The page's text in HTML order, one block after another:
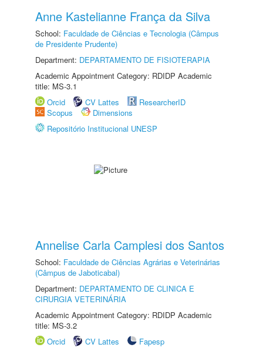
Anne Kastelianne França da Silva
School: Faculdade de Ciências e Tecnologia (Câmpus
de Presidente Prudente)
Department: DEPARTAMENTO DE FISIOTERAPIA
Academic Appointment Category: RDIDP Academic
title: MS-3.1
Orcid
CV Lattes
ResearcherID
Scopus
Dimensions
Repositório Institucional UNESP
Annelise Carla Camplesi dos Santos
School: Faculdade de Ciências Agrárias e Veterinárias
(Câmpus de Jaboticabal)
Department: DEPARTAMENTO DE CLINICA E
CIRURGIA VETERINÁRIA
Academic Appointment Category: RDIDP Academic
title: MS-3.2
Orcid
CV Lattes
Fapesp